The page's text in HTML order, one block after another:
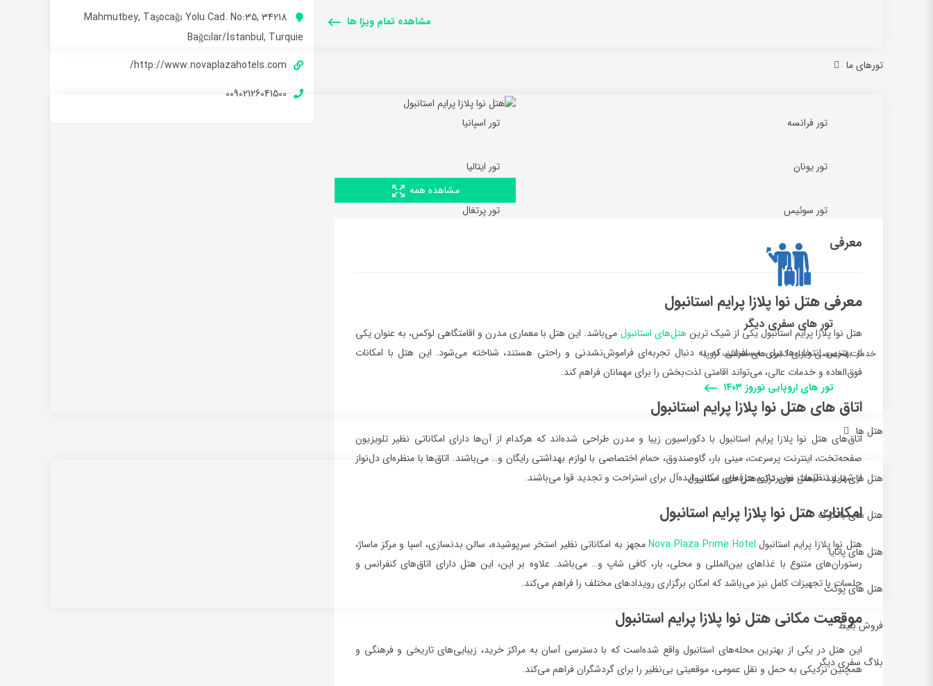
مشاهده تمام ویزا ها
تورهای ما
تور فرانسه تور اسپانیا
تور یونان تور ایتالیا
تور سوئیس تور پرتغال
تور های سفری دیگر
خدمات تخصصی ویزای کشور های مختلف اروپا.
تور های اروپایی نوروز ۱۴۰۳
هتل ها
هتل های تایلند
هتل های بانکوک
هتل های پاتایا
هتل های پوکت
هتل های ترکیههتل های استانبول
فروش بلیط
بلاگ سفری دیگر
مشاهده همه
معرفی
معرفی هتل نوا پلازا پرایم استانبول
هتل نوا پلازا پرایم استانبول یکی از شیک ترینهتل‌های استانبول می‌باشد. این هتل با معماری مدرن و اقامتگاهی لوکس، به عنوان یکی
از بهترین انتخاب‌ها برای مسافرانی که به دنبال تجربه‌ای فراموش‌نشدنی و راحتی هستند، شناخته می‌شود. این هتل با امکانات
فوق‌العاده و خدمات عالی، می‌تواند اقامتی لذت‌بخش را برای مهمانان فراهم کند.
اتاق های هتل نوا پلازا پرایم استانبول
اتاق‌های هتل نوا پلازا پرایم استانبول با دکوراسیون زیبا و مدرن طراحی شده‌اند که هرکدام از آن‌ها دارای امکاناتی نظیر تلویزیون
صفحه‌تخت، اینترنت پرسرعت، مینی بار، گاوصندوق، حمام اختصاصی با لوازم بهداشتی رایگان و… می‌باشند. اتاق‌ها با منظره‌ای دل‌نواز
از شهر و تنظیمات نورپردازی حرفه‌ای، مکانی ایده‌آل برای استراحت و تجدید قوا می‌باشند.
امکانات هتل نوا پلازا پرایم استانبول
هتل نوا پلازا پرایم استانبول Nova Plaza Prime Hotelمجهز به امکاناتی نظیر استخر سرپوشیده، سالن بدنسازی، اسپا و مرکز ماساژ،
رستوران‌های متنوع با غذاهای بین‌المللی و محلی، بار، کافی شاپ و… می‌باشد. علاوه بر این، این هتل دارای اتاق‌های کنفرانس و
جلسات با تجهیزات کامل نیز می‌باشد که امکان برگزاری رویدادهای مختلف را فراهم می‌کند.
موقعیت مکانی هتل نوا پلازا پرایم استانبول
این هتل در یکی از بهترین محله‌های استانبول واقع شده‌است که با دسترسی آسان به مراکز خرید، زیبایی‌های تاریخی و فرهنگی و
همچنین نزدیکی به حمل و نقل عمومی، موقعیتی بی‌نظیر را برای گردشگران فراهم می‌کند.
Mahmutbey, Taşocağı Yolu Cad. No:35, 34218
Bağcılar/İstanbul, Turquie
http://www.novaplazahotels.com/
00902126041500